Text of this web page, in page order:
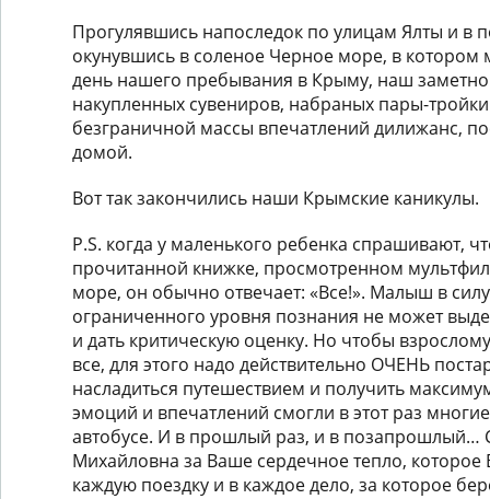
Прогулявшись напоследок по улицам Ялты и в
окунувшись в соленое Черное море, в котором
день нашего пребывания в Крыму, наш
накупленных сувениров, набраных пары-
безграничной массы впечатлений дилижанс,
домой.
Вот так закончились наши Крымские каникулы.
Р.S. когда у маленького ребенка спрашивают,
прочитанной книжке, просмотренном
море, он обычно отвечает: «Все!». Малыш в силу
ограниченного уровня познания не может
и дать критическую оценку. Но чтобы
все, для этого надо действительно ОЧЕНЬ
насладиться путешествием и получить
эмоций и впечатлений смогли в этот раз
автобусе. И в прошлый раз, и в позапрошлый…
Михайловна за Ваше сердечное тепло, которое
каждую поездку и в каждое дело, за которое